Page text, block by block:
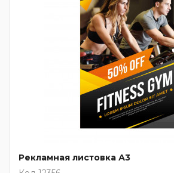
Рекламная листовка А3